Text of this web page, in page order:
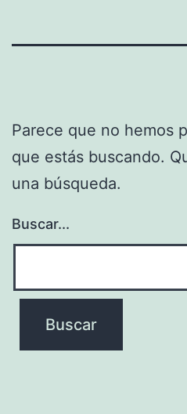
Parece que no hemos
que estás buscando.
una búsqueda.
Buscar...